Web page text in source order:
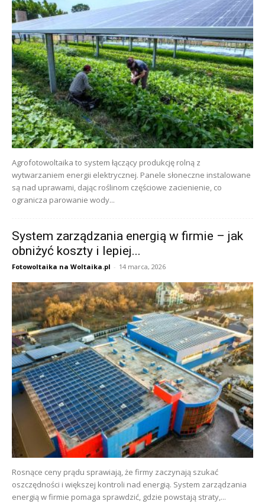
Agrofotowoltaika to system łączący produkcję rolną z
wytwarzaniem energii elektrycznej. Panele słoneczne instalowane
są nad uprawami, dając roślinom częściowe zacienienie, co
ogranicza parowanie wody...
System zarządzania energią w firmie – jak
obniżyć koszty i lepiej...
Fotowoltaika na Woltaika.pl - 14 marca, 2026
Rosnące ceny prądu sprawiają, że firmy zaczynają szukać
oszczędności i większej kontroli nad energią. System zarządzania
energią w firmie pomaga sprawdzić, gdzie powstają straty,...